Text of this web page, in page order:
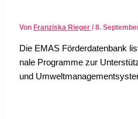
Von Franziska Rieger / 8.
Die EMAS För­der­da­ten­bank
na­le Pro­gram­me zur
und